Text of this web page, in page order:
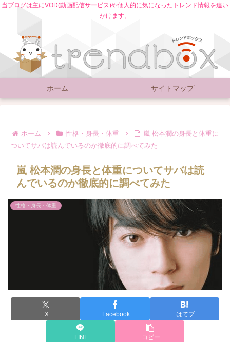
当ブログは主にVOD(動画配信サービス)や個人的に気になったトレンド情報を追い
かけます。
ホーム サイトマップ
ホーム 性格・身長・体重
嵐 松本潤の身長と体重に
ついてサバは読んでいるのか徹底的に調べてみた
嵐 松本潤の身長と体重についてサバは読
んでいるのか徹底的に調べてみた
性格・身長・体重
X Facebook はてブ
LINE コピー